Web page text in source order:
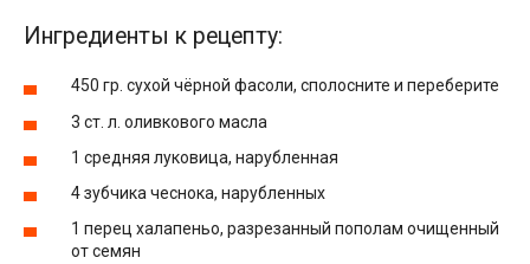
Ингредиенты к рецепту:
450 гр. сухой чёрной фасоли, сполосните и переберите
3 ст. л. оливкового масла
1 средняя луковица, нарубленная
4 зубчика чеснока, нарубленных
1 перец халапеньо, разрезанный пополам очищенный
от семян